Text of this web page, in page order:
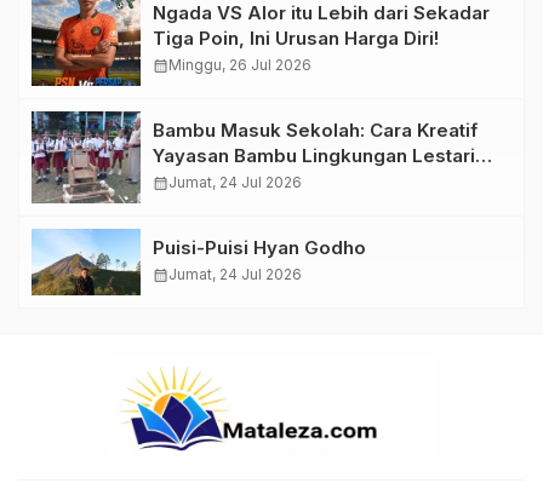
Ngada VS Alor itu Lebih dari Sekadar
Tiga Poin, Ini Urusan Harga Diri!
calendar_monthMinggu, 26 Jul 2026
Bambu Masuk Sekolah: Cara Kreatif
Yayasan Bambu Lingkungan Lestari
Rayakan Hari Anak Nasional di
calendar_monthJumat, 24 Jul 2026
Puisi-Puisi Hyan Godho
calendar_monthJumat, 24 Jul 2026